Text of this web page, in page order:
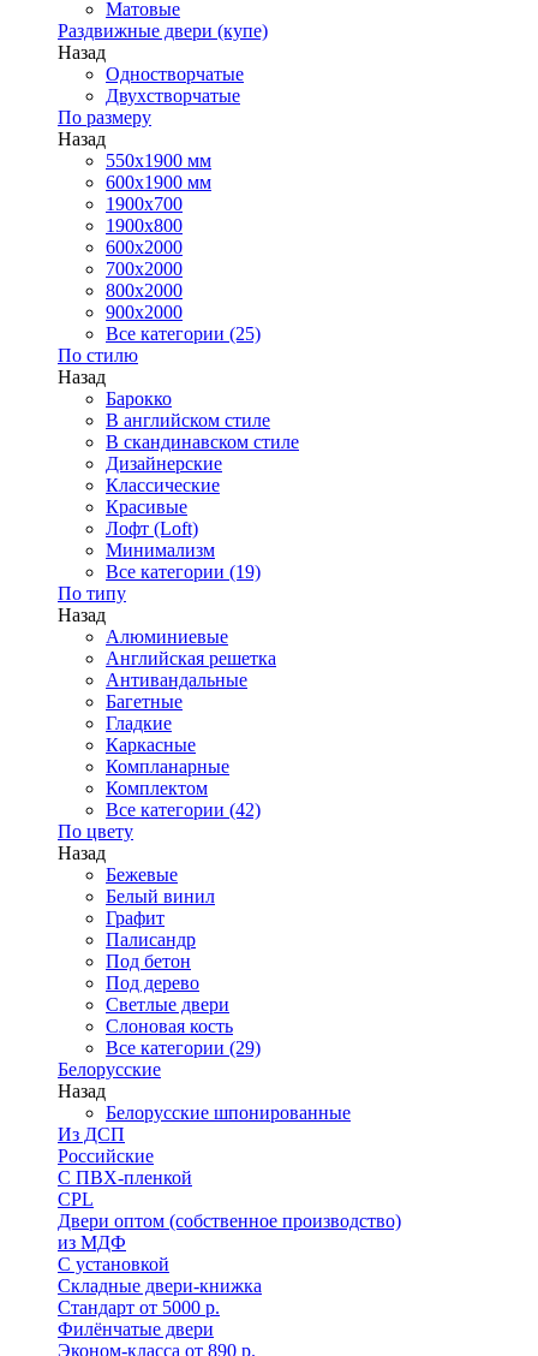
Матовые
Раздвижные двери (купе)
Назад
Одностворчатые
Двухстворчатые
По размеру
Назад
550x1900 мм
600x1900 мм
1900х700
1900х800
600x2000
700x2000
800x2000
900x2000
Все категории (25)
По стилю
Назад
Барокко
В английском стиле
В скандинавском стиле
Дизайнерские
Классические
Красивые
Лофт (Loft)
Минимализм
Все категории (19)
По типу
Назад
Алюминиевые
Английская решетка
Антивандальные
Багетные
Гладкие
Каркасные
Компланарные
Комплектом
Все категории (42)
По цвету
Назад
Бежевые
Белый винил
Графит
Палисандр
Под бетон
Под дерево
Светлые двери
Слоновая кость
Все категории (29)
Белорусские
Назад
Белорусские шпонированные
Из ДСП
Российские
C ПВХ-пленкой
CPL
Двери оптом (собственное производство)
из МДФ
С установкой
Складные двери-книжка
Стандарт от 5000 р.
Филёнчатые двери
Эконом-класса от 890 р.